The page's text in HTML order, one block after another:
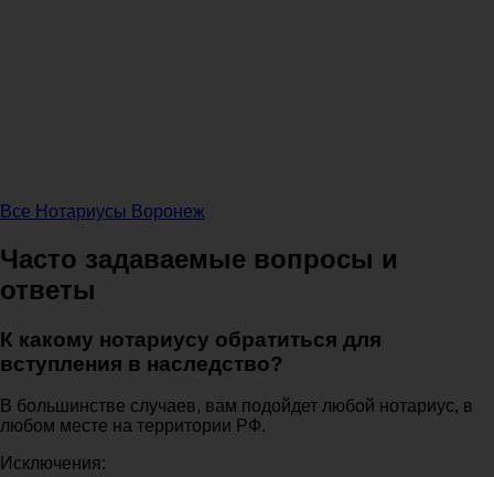
Все Нотариусы Воронеж
Часто задаваемые вопросы и
ответы
К какому нотариусу обратиться для
вступления в наследство?
В большинстве случаев, вам подойдет любой нотариус, в
любом месте на территории РФ.
Исключения: